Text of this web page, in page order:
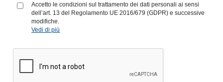
Accetto le condizioni sul trattamento dei dati personali ai sensi
dell’art. 13 del Regolamento UE 2016/679 (GDPR) e successive
modifiche.
Vedi di più